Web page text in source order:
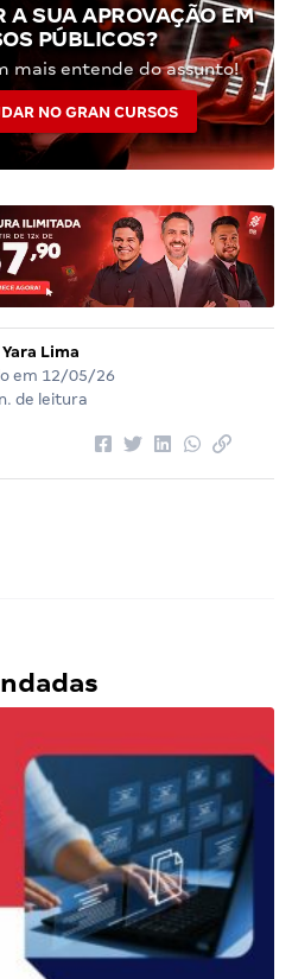
A SUA APROVAÇÃO EM
PÚBLICOS?
mais entende do assunto!
NO GRAN CURSOS
Yara Lima
em 12/05/26
de leitura